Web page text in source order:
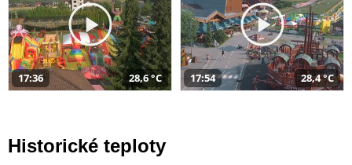
17:36 28,6 °C 17:54 28,4 °C
Historické teploty